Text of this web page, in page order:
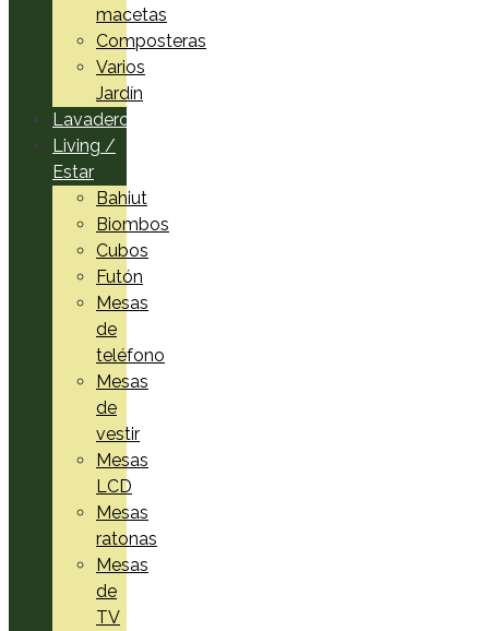
macetas
Composteras
Varios
Jardín
Lavadero
Living /
Estar
Bahiut
Biombos
Cubos
Futón
Mesas
de
teléfono
Mesas
de
vestir
Mesas
LCD
Mesas
ratonas
Mesas
de
TV